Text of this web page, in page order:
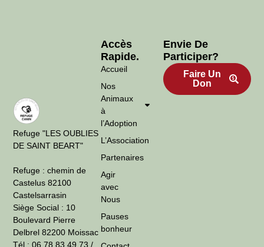
Refuge "LES OUBLIES
DE SAINT BEART"
Refuge : chemin de
Castelus 82100
Castelsarrasin
Siège Social : 10
Boulevard Pierre
Delbrel 82200 Moissac
Tél : 06 78 83 49 73 /
Accès
Rapide.
Accueil
Nos
Animaux
à
l’Adoption
L’Association
Partenaires
Agir
avec
Nous
Pauses
bonheur
Envie De
Participer?
Faire Un
Don